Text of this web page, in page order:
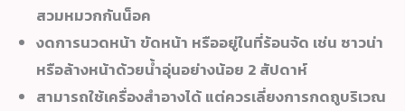
สวมหมวกกันน็อค
งดการนวดหน้า ขัดหน้า หรืออยู่ในที่ร้อนจัด เช่น ซาวน่า
หรือล้างหน้าด้วยน้ำอุ่นอย่างน้อย 2 สัปดาห์
สามารถใช้เครื่องสำอางได้ แต่ควรเลี่ยงการกดถูบริเวณ